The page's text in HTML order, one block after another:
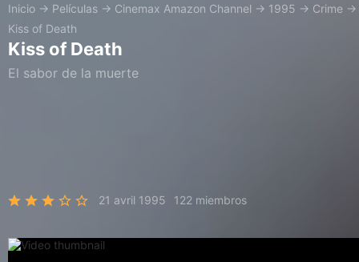
Inicio → Películas → Cinemax Amazon Channel → 1995 → Crime →
Kiss of Death
Kiss of Death
El sabor de la muerte
21 avril 1995 122 miembros